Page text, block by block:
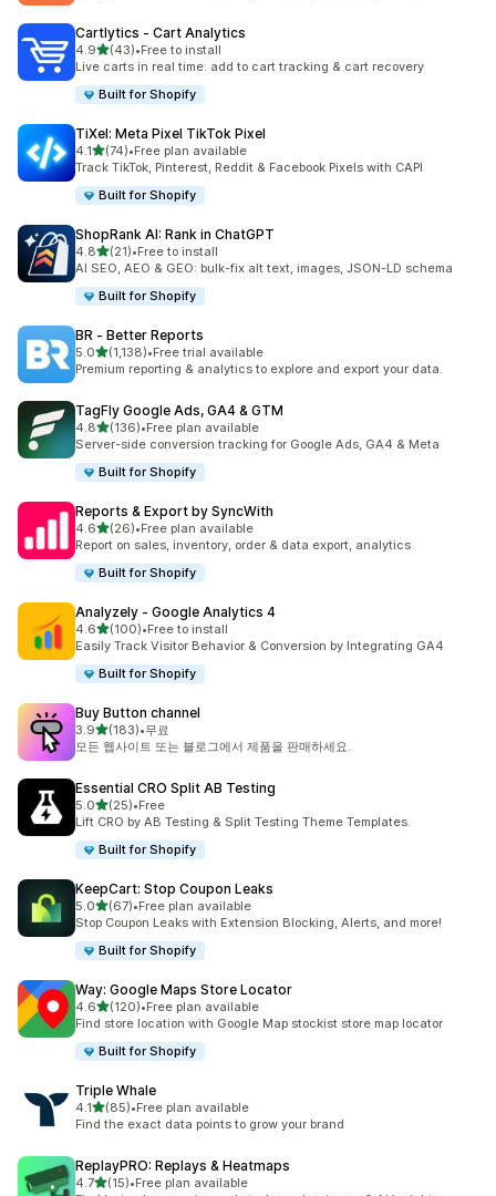
Cartlytics ‑ Cart Analytics
4.9별 5개 중
(43)
총 리뷰 43개
•Free to install
Live carts in real time: add to cart tracking & cart recovery
Built for Shopify
TiXel: Meta Pixel TikTok Pixel
4.1별 5개 중
(74)
총 리뷰 74개
•Free plan available
Track TikTok, Pinterest, Reddit & Facebook Pixels with CAPI
Built for Shopify
ShopRank AI: Rank in ChatGPT
4.8별 5개 중
(21)
총 리뷰 21개
•Free to install
AI SEO, AEO & GEO: bulk-fix alt text, images, JSON-LD schema
Built for Shopify
BR ‑ Better Reports
5.0별 5개 중
(1,138)
총 리뷰 1138개
•Free trial available
Premium reporting & analytics to explore and export your data.
TagFly Google Ads, GA4 & GTM
4.8별 5개 중
(136)
총 리뷰 136개
•Free plan available
Server-side conversion tracking for Google Ads, GA4 & Meta
Built for Shopify
Reports & Export by SyncWith
4.6별 5개 중
(26)
총 리뷰 26개
•Free plan available
Report on sales, inventory, order & data export, analytics
Built for Shopify
Analyzely ‑ Google Analytics 4
4.6별 5개 중
(100)
총 리뷰 100개
•Free to install
Easily Track Visitor Behavior & Conversion by Integrating GA4
Built for Shopify
Buy Button channel
3.9별 5개 중
(183)
총 리뷰 183개
•무료
모든 웹사이트 또는 블로그에서 제품을 판매하세요.
Essential CRO Split AB Testing
5.0별 5개 중
(25)
총 리뷰 25개
•Free
Lift CRO by AB Testing & Split Testing Theme Templates.
Built for Shopify
KeepCart: Stop Coupon Leaks
5.0별 5개 중
(67)
총 리뷰 67개
•Free plan available
Stop Coupon Leaks with Extension Blocking, Alerts, and more!
Built for Shopify
Way: Google Maps Store Locator
4.6별 5개 중
(120)
총 리뷰 120개
•Free plan available
Find store location with Google Map stockist store map locator
Built for Shopify
Triple Whale
4.1별 5개 중
(85)
총 리뷰 85개
•Free plan available
Find the exact data points to grow your brand
ReplayPRO: Replays & Heatmaps
4.7별 5개 중
(15)
총 리뷰 15개
•Free plan available